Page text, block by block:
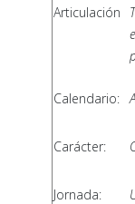
Articulación
Calendario: A
Carácter:
Jornada: